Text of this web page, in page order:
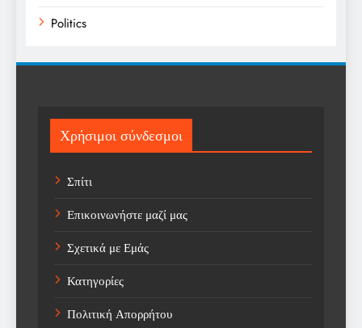
Politics
Sport
Sports
Technology
Trending
Weather
Αγορά
Αγορά Εργασίας
Χρήσιμοι σύνδεσμοι
Σπίτι
Επικοινωνήστε μαζί μας
Σχετικά με Εμάς
Κατηγορίες
Πολιτική Απορρήτου